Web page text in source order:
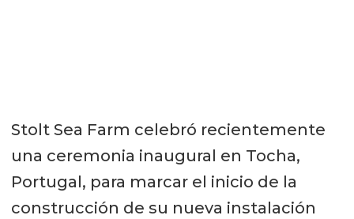
Stolt Sea Farm celebró recientemente
una ceremonia inaugural en Tocha,
Portugal, para marcar el inicio de la
construcción de su nueva instalación